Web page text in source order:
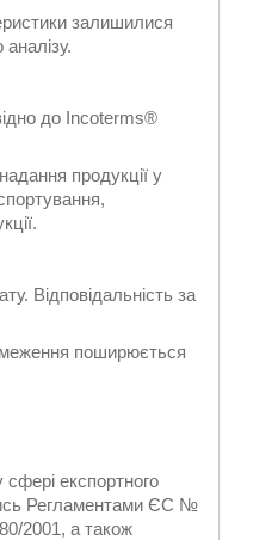
залишилися
до Incoterms®
продукції у
Відповідальність за
поширюється
експортного
Регламентами ЄС №
2001, а також